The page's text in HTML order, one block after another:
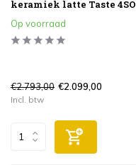
keramiek latte Taste 4SO
Op voorraad
€2.793,00 €2.099,00
Incl. btw